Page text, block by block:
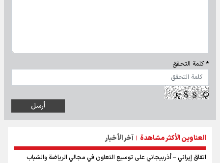
* كلمة التحقق
العناوين الأكثر مشاهدة | آخر الأخبار
اتفاق إيراني – أذربيجاني على توسيع التعاون في مجالي الرياضة والشباب